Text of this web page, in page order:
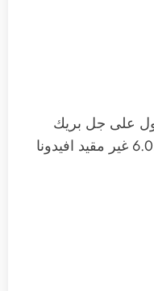
على جل بريك
الاصدار6.0.0واصدار6.0.1 غير مقيد افيدونا